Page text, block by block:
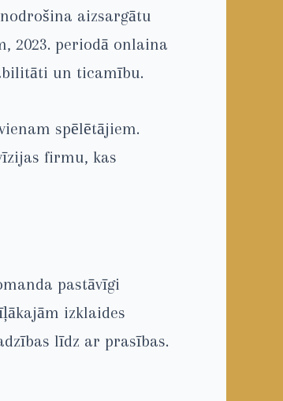
nodrošina aizsargātu
2023. periodā onlaina
un ticamību.
spēlētājiem.
firmu, kas
pastāvīgi
izklaides
līdz ar prasības.